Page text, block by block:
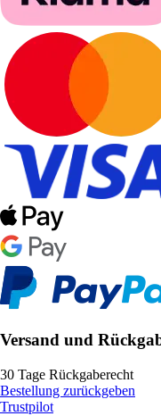
Versand und
30 Tage Rückgaberecht
Bestellung zurückgeben
Trustpilot